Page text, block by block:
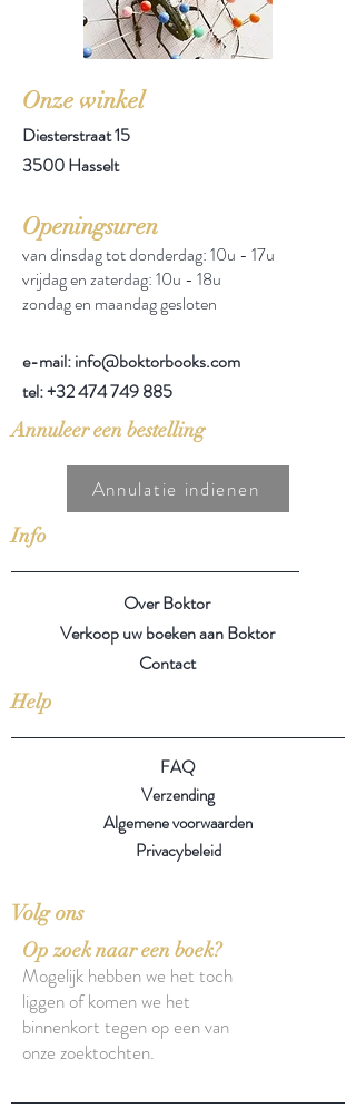
Onze winkel
Diesterstraat 15
3500 Hasselt
Openingsuren
van dinsdag tot donderdag: 10u - 17u
vrijdag en zaterdag: 10u - 18u
zondag en maandag gesloten
e-mail: info@boktorbooks.com
tel:+32 474 749 885
Annuleer een bestelling
Annulatie indienen
Info
Over Boktor
Verkoop uw boeken aan Boktor
Contact
Help
FAQ
Verzending
Algemene voorwaarden
Privacybeleid
Volg ons
Op zoek naar een boek?
Mogelijk hebben we het toch
liggen of komen we het
binnenkort tegen op een van
onze zoektochten.